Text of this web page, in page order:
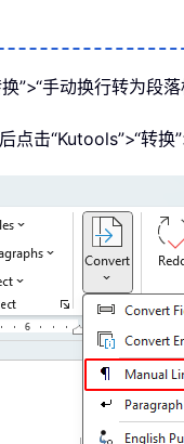
”>“手动换行转为段落
点击“Kutools”>“转换